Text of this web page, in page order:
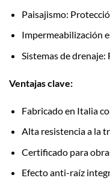
Paisajismo:
Impermeabilización
Sistemas de
Ventajas clave:
Fabricado en Italia
Alta resistencia a la
Certificado para
Efecto anti-raíz